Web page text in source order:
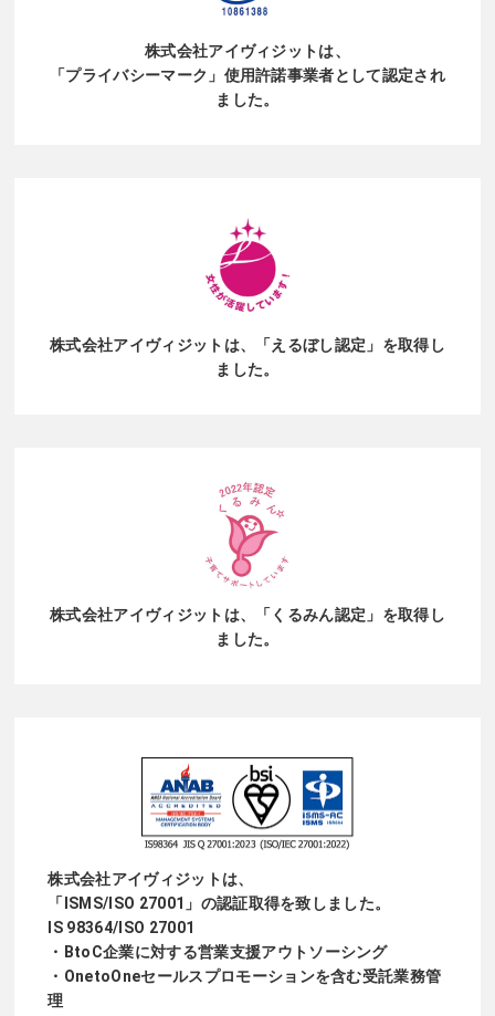
株式会社アイヴィジットは、
「プライバシーマーク」使用許諾事業者として認定され
ました。
株式会社アイヴィジットは、
「えるぼし認定」を取得し
ました。
株式会社アイヴィジットは、
「くるみん認定」を取得し
ました。
株式会社アイヴィジットは、
「ISMS/ISO 27001」の認証取得を致しました。
IS 98364/ISO 27001
・BtoC企業に対する営業支援アウトソーシング
・OnetoOneセールスプロモーションを含む受託業務管
理